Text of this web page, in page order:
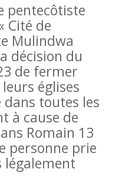
pentecôtiste
Cité de
Mulindwa
décision du
de fermer
églises
toutes les
à cause de
Romain 13
personne prie